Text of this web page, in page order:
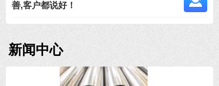
善,客户都说好！
新闻中心